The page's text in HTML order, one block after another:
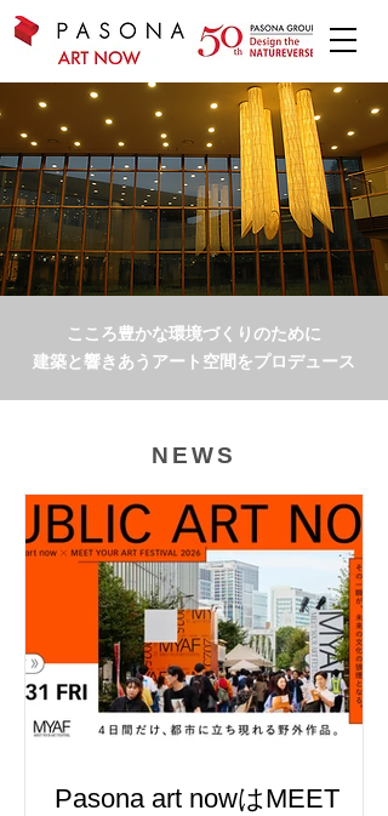
こころ豊かな環境づくりのために
建築と響きあうアート 空間をプロデュース
NEWS
Pasona art nowはMEET